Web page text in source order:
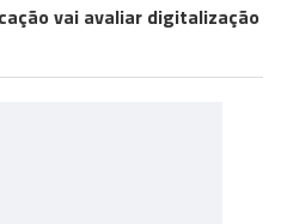
vai avaliar digitalização